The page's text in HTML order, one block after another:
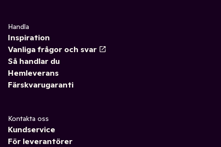
Handla
Inspiration
Vanliga frågor och svar
Så handlar du
Hemleverans
Färskvarugaranti
Kontakta oss
Kundservice
För leverantörer